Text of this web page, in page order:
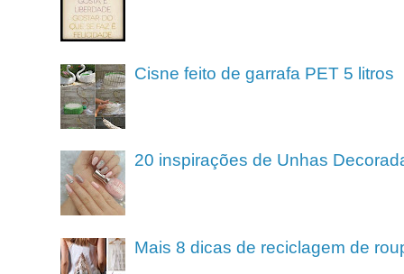
Cisne feito de garrafa PET 5 litros
20 inspirações de Unhas
Mais 8 dicas de reciclagem de